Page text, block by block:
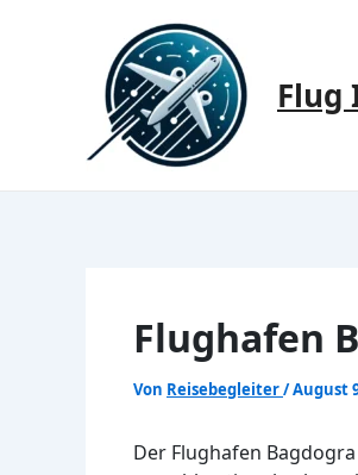
Flug
Flughafen
Von Reisebegleiter/August
Der Flughafen